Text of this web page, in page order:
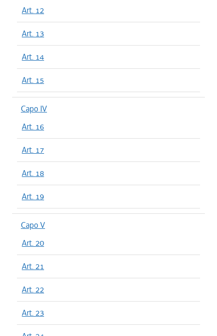
Art. 12
Art. 13
Art. 14
Art. 15
Capo IV
Art. 16
Art. 17
Art. 18
Art. 19
Capo V
Art. 20
Art. 21
Art. 22
Art. 23